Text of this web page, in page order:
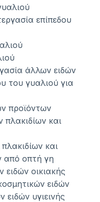
επίπεδου
άλλων ειδών
του γυαλιού για
προϊόντων
πλακιδίων και
και
από οπτή γη
ειδών οικιακής
ειδών
υγιεινής